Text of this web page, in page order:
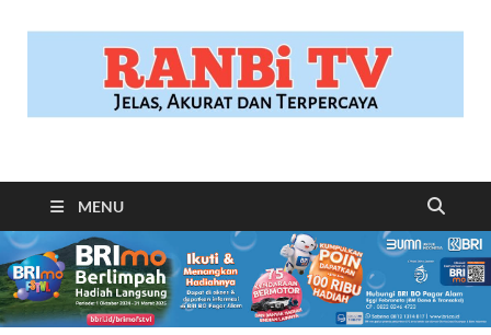
RANBITV.COM
MENU